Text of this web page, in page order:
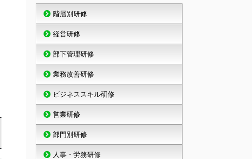
階層別研修
経営研修
部下管理研修
業務改善研修
ビジネススキル研修
営業研修
部門別研修
人事・労務研修